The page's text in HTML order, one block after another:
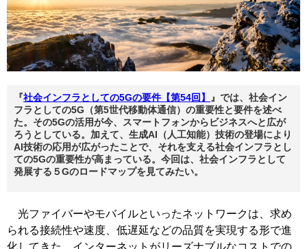
『社会インフラとしての5Gの要件【第54回】
』では、社会イン
フラとしての5G（第5世代移動体通信）の重要性と要件を述べ
た。その5Gの活用が今、スマートフォンからビジネスへと広が
ろうとしている。加えて、生成AI（人工知能）技術の登場により
AI技術の応用が広がったことで、それを支える社会インフラとし
ての5Gの重要性が高まっている。今回は、社会インフラとして
発展する５Gのロードマップを見てみたい。
光ファイバーやモバイルといったネットワークは、求め
られる接続性や速度、低遅延などの品質を実現する形で進
化してきた。インターネットがリーズナブルなコストでの